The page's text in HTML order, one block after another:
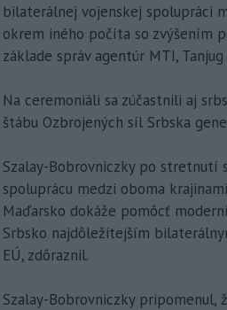
bilaterálnej vojenskej spolupráci
okrem iného počíta so zvýšením
základe správ agentúr MTI, Tanjug
Na ceremoniáli sa zúčastnili aj
štábu Ozbrojených síl Srbska
Szalay-Bobrovniczky po stretnutí
spoluprácu medzi oboma
Maďarsko dokáže pomôcť
Srbsko najdôležitejším
EÚ, zdôraznil.
Szalay-Bobrovniczky